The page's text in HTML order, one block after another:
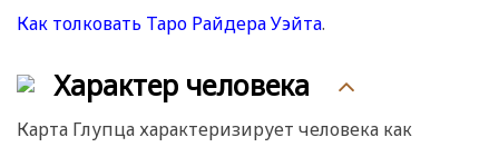
Как толковать Таро Райдера Уэйта.
Характер человека
Карта Глупца характеризирует человека как